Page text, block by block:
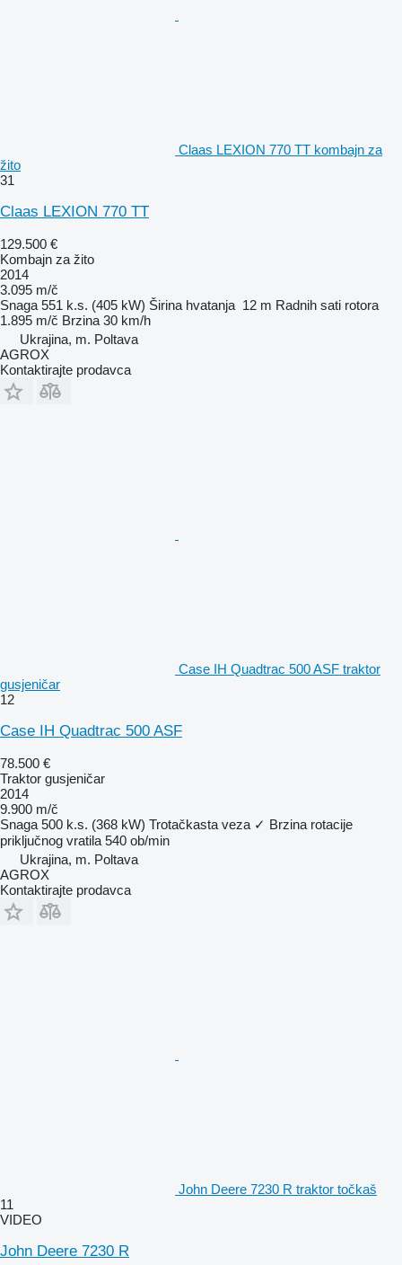
Claas LEXION 770 TT kombajn za
žito
31
Claas LEXION 770 TT
129.500 €
Kombajn za žito
2014
3.095 m/č
Snaga 551 k.s. (405 kW) Širina hvatanja 12 m Radnih sati rotora
1.895 m/č Brzina 30 km/h
Ukrajina, m. Poltava
AGROX
Kontaktirajte prodavca
Case IH Quadtrac 500 ASF traktor
gusjeničar
12
Case IH Quadtrac 500 ASF
78.500 €
Traktor gusjeničar
2014
9.900 m/č
Snaga 500 k.s. (368 kW) Trotačkasta veza ✓ Brzina rotacije
priključnog vratila 540 ob/min
Ukrajina, m. Poltava
AGROX
Kontaktirajte prodavca
John Deere 7230 R traktor točkaš
11
VIDEO
John Deere 7230 R